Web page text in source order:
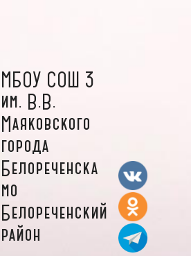
МБОУ СОШ 3
им. В.В.
Маяковского
города
Белореченска
мо
Белореченский
район